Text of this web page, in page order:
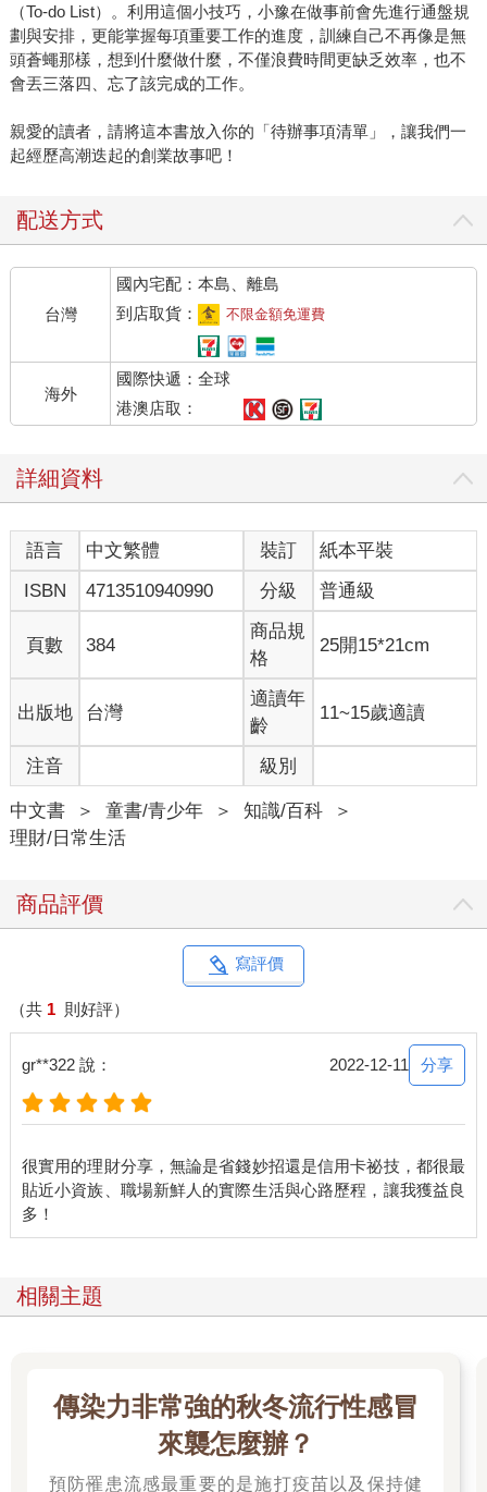
（To-do List）。利用這個小技巧，小豫在做事前會先進行通盤規
劃與安排，更能掌握每項重要工作的進度，訓練自己不再像是無
頭蒼蠅那樣，想到什麼做什麼，不僅浪費時間更缺乏效率，也不
會丟三落四、忘了該完成的工作。
親愛的讀者，請將這本書放入你的「待辦事項清單」，讓我們一
起經歷高潮迭起的創業故事吧！
配送方式
台灣
國內宅配：本島、離島
到店取貨：
不限金額免運費
海外
國際快遞：全球
港澳店取：
詳細資料
語言 中文繁體 裝訂
紙本平裝
ISBN
4713510940990 分級 普通級
頁數 384
商品規
格
25開15*21cm
出版地 台灣
適讀年
齡
11~15歲適讀
注音 級別
中文書 ＞ 童書/青少年 ＞ 知識/百科
＞
理財/日常生活
商品評價
寫評價
（共 1 則好評）
gr**322 說： 2022-12-11 分享
很實用的理財分享，無論是省錢妙招還是信用卡祕技，都很最
貼近小資族、職場新鮮人的實際生活與心路歷程，讓我獲益良
相關主題
傳染力非常強的秋冬流行性感冒
來襲怎麼辦？
預防罹患流感最重要的是施打疫苗以及保持健